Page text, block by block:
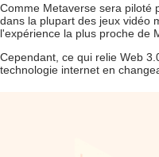
Comme Metaverse sera piloté
dans la plupart des jeux vidéo
l'expérience la plus proche de
Cependant, ce qui relie Web
technologie internet en